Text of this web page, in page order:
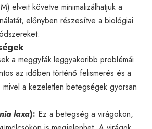
elveit követve minimalizálhatjuk a
előnyben részesítve a biológiai
a meggyfák leggyakoribb problémái
az időben történő felismerés és a
a kezeletlen betegségek gyorsan
laxa): Ez a betegség a virágokon,